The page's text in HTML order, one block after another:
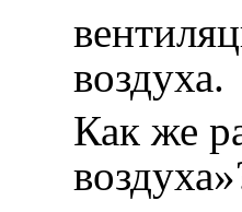
воздуха.
Как же